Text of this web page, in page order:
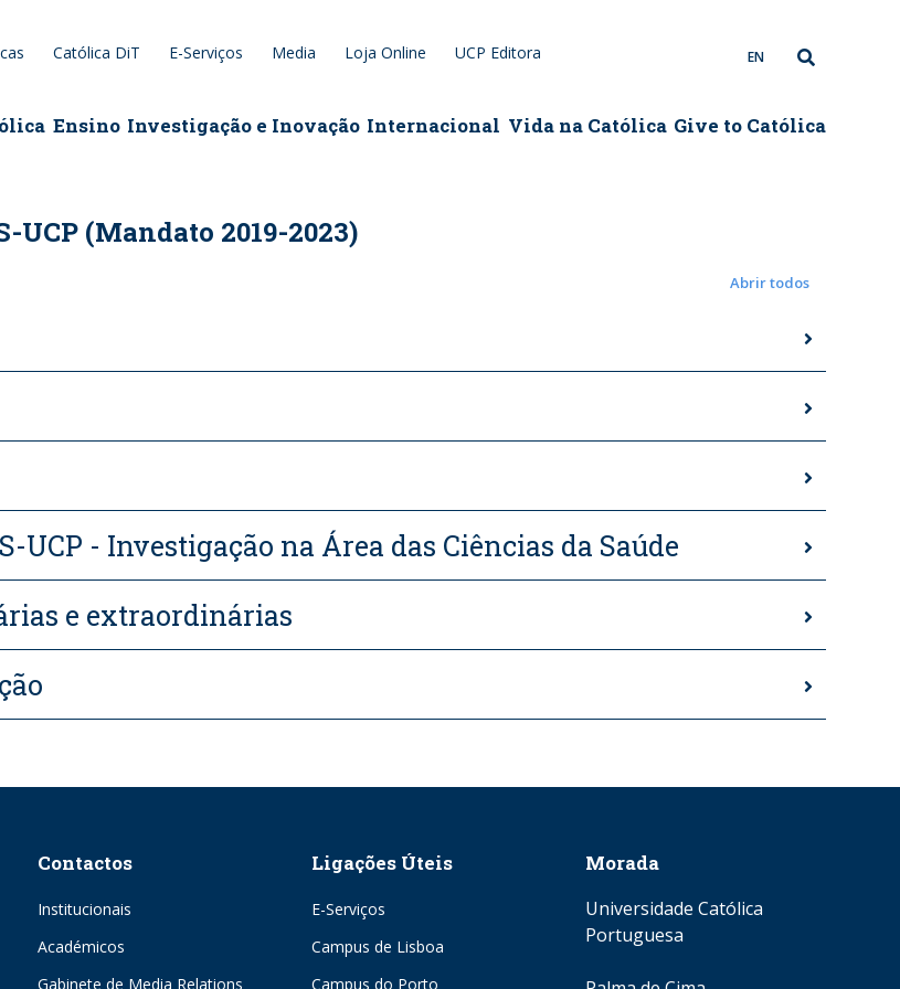
Católica DiT E-Serviços Media Loja Online UCP Editora EN
Ensino Investigação e Inovação Internacional Vida na Católica Give to Católica
UCP (Mandato 2019-2023)
Abrir todos
UCP - Investigação na Área das Ciências da Saúde
e extraordinárias
Contactos
Institucionais
Académicos
Gabinete de Media Relations
Ligações Úteis
E-Serviços
Campus de Lisboa
Campus do Porto
Morada
Universidade Católica
Portuguesa